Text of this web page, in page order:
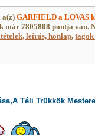
a(z)GARFIELD a LOVAS
már 7805808 pontja van.
leírás, honlap,
Téli Trükkök